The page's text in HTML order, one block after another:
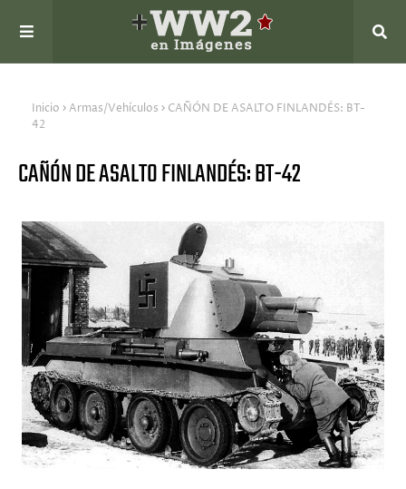
Inicio Armas/Vehículos
CAÑÓN DE ASALTO FINLANDÉS: BT-
42
CAÑÓN DE ASALTO FINLANDÉS: BT-42